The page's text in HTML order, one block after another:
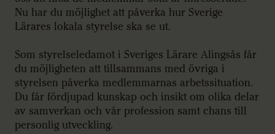
Nu har du möjlighet att påverka hur Sverige
Lärares lokala styrelse ska se ut.
Som styrelseledamot i Sveriges Lärare Alingsås får
du möjligheten att tillsammans med övriga i
styrelsen påverka medlemmarnas arbetssituation.
Du får fördjupad kunskap och insikt om olika delar
av samverkan och vår profession samt chans till
personlig utveckling.